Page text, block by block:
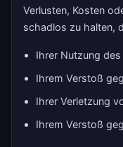
Verlusten, Kosten
schadlos zu halten,
Ihrer Nutzung des
Ihrem Verstoß
Ihrer Verletzung
Ihrem Verstoß